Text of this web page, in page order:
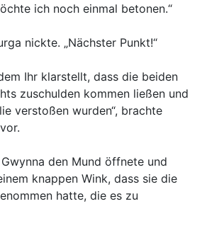
ich noch einmal betonen.“
nickte. „Nächster Punkt!“
Ihr klarstellt, dass die beiden
zuschulden kommen ließen und
verstoßen wurden“, brachte
den Mund öffnete und
knappen Wink, dass sie die
hatte, die es zu